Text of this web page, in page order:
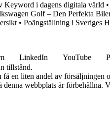
Keyword i dagens digitala värld •
Golf – Den Perfekta
• Poängställning i Sveriges
LinkedIn YouTube
tillstånd.
en liten andel av försäljningen
webbplats är förbehållna.